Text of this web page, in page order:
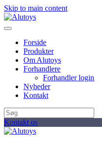
Skip to main content
Forside
Produkter
Om Alutoys
Forhandlere
Forhandler login
Nyheder
Kontakt
Kontakt os